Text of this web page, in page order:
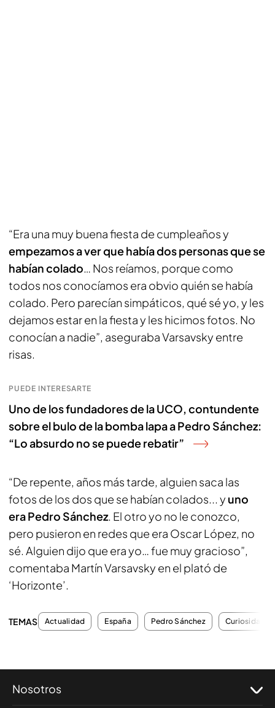
“Era una muy buena fiesta de cumpleaños y
empezamos a ver que había dos personas que se
habían colado… Nos reíamos, porque como
todos nos conocíamos era obvio quién se había
colado. Pero parecían simpáticos, qué sé yo, y les
dejamos estar en la fiesta y les hicimos fotos. No
conocían a nadie”, aseguraba Varsavsky entre
risas.
PUEDE INTERESARTE
Uno de los fundadores de la UCO, contundente
sobre el bulo de la bomba lapa a Pedro Sánchez:
“Lo absurdo no se puede rebatir”
“De repente, años más tarde, alguien saca las
fotos de los dos que se habían colados... y uno
era Pedro Sánchez. El otro yo no le conozco,
pero pusieron en redes que era Oscar López, no
sé. Alguien dijo que era yo… fue muy gracioso”,
comentaba Martín Varsavsky en el plató de
‘Horizonte’.
TEMAS Actualidad España Pedro Sánchez Curiosidades
Nosotros